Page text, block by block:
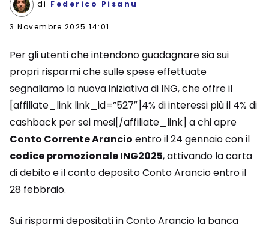
di Federico Pisanu
3 Novembre 2025 14:01
Per gli utenti che intendono guadagnare sia sui
propri risparmi che sulle spese effettuate
segnaliamo la nuova iniziativa di ING, che offre il
[affiliate_link link_id=”527″]4% di interessi più il 4% di
cashback per sei mesi[/affiliate_link] a chi apre
Conto Corrente Arancio entro il 24 gennaio con il
codice promozionale ING2025, attivando la carta
di debito e il conto deposito Conto Arancio entro il
28 febbraio.
Sui risparmi depositati in Conto Arancio la banca